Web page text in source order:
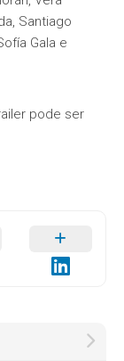
Santiago
Gala e
pode ser